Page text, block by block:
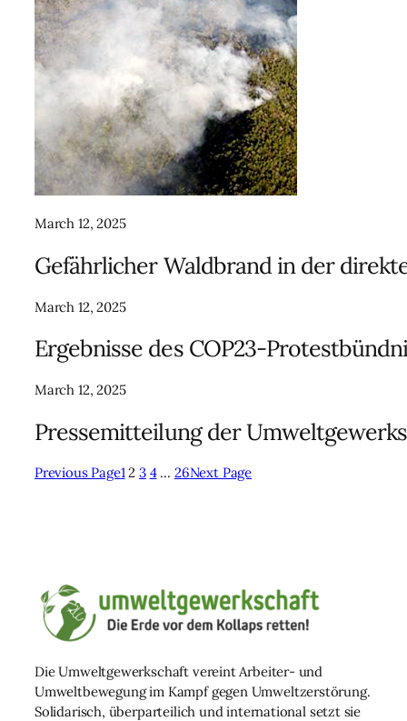
March 12, 2025
Gefährlicher Waldbrand in der
March 12, 2025
Ergebnisse des COP23-
March 12, 2025
Pressemitteilung der
Previous Page1 2 3 4 … 26Next Page
Die Umweltgewerkschaft vereint Arbeiter- und
Umweltbewegung im Kampf gegen Umweltzerstörung.
Solidarisch, überparteilich und international setzt sie